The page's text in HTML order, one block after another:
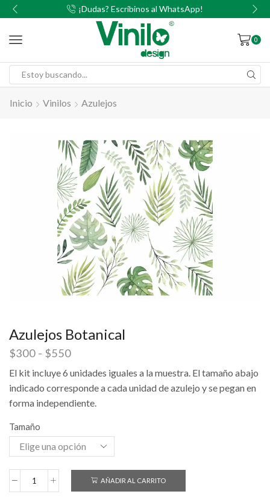
¡Dudas? Escribinos al WhatsApp!
0
Inicio Vinilos Azulejos
Azulejos Botanical
$300 - $550
El kit incluye 6 unidades iguales a la muestra. El tamaño abajo
indicado corresponde a cada unidad de azulejo y se pegan en
forma independiente.
Tamaño
AÑADIR AL CARRITO